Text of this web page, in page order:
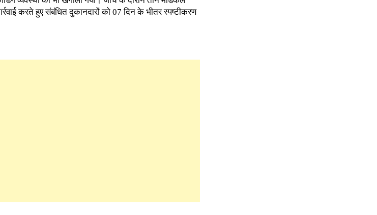
करते हुए संबंधित दुकानदारों को 07 दिन के भीतर स्पष्टीकरण